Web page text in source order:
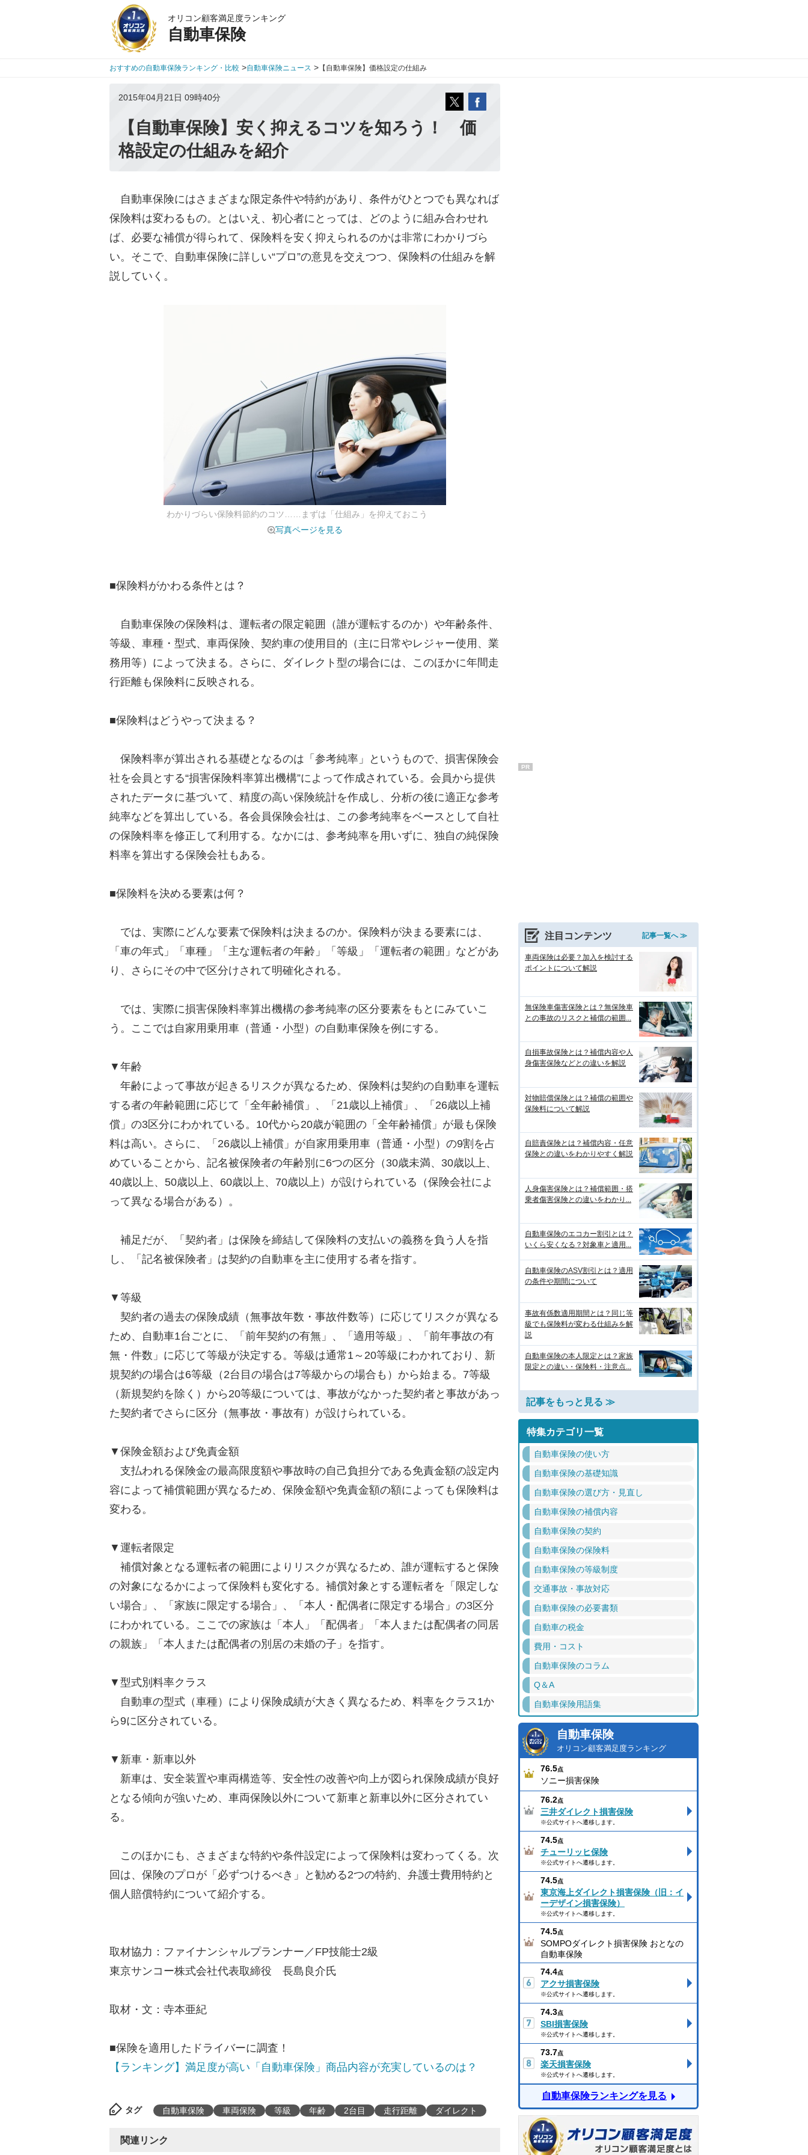
オリコン顧客満足度ランキング
自動車保険
おすすめの自動車保険ランキング・比較 >自動車保険ニュース > 【自動車保険】価格設定の仕組み
2015年04月21日 09時40分
【自動車保険】安く抑えるコツを知ろう！ 価
格設定の仕組みを紹介
自動車保険にはさまざまな限定条件や特約があり、条件がひとつでも異なれば
保険料は変わるもの。とはいえ、初心者にとっては、どのように組み合わせれ
ば、必要な補償が得られて、保険料を安く抑えられるのかは非常にわかりづら
い。そこで、自動車保険に詳しい“プロ”の意見を交えつつ、保険料の仕組みを解
説していく。
わかりづらい保険料節約のコツ……まずは「仕組み」を抑えておこう
写真ページを見る
■保険料がかわる条件とは？
自動車保険の保険料は、運転者の限定範囲（誰が運転するのか）や年齢条件、
等級、車種・型式、車両保険、契約車の使用目的（主に日常やレジャー使用、業
務用等）によって決まる。さらに、ダイレクト型の場合には、このほかに年間走
行距離も保険料に反映される。
■保険料はどうやって決まる？
保険料率が算出される基礎となるのは「参考純率」というもので、損害保険会
社を会員とする“損害保険料率算出機構”によって作成されている。会員から提供
されたデータに基づいて、精度の高い保険統計を作成し、分析の後に適正な参考
純率などを算出している。各会員保険会社は、この参考純率をベースとして自社
の保険料率を修正して利用する。なかには、参考純率を用いずに、独自の純保険
料率を算出する保険会社もある。
■保険料を決める要素は何？
では、実際にどんな要素で保険料は決まるのか。保険料が決まる要素には、
「車の年式」「車種」「主な運転者の年齢」「等級」「運転者の範囲」などがあ
り、さらにその中で区分けされて明確化される。
では、実際に損害保険料率算出機構の参考純率の区分要素をもとにみていこ
う。ここでは自家用乗用車（普通・小型）の自動車保険を例にする。
▼年齢
年齢によって事故が起きるリスクが異なるため、保険料は契約の自動車を運転
する者の年齢範囲に応じて「全年齢補償」、「21歳以上補償」、「26歳以上補
償」の3区分にわかれている。10代から20歳が範囲の「全年齢補償」が最も保険
料は高い。さらに、「26歳以上補償」が自家用乗用車（普通・小型）の9割を占
めていることから、記名被保険者の年齢別に6つの区分（30歳未満、30歳以上、
40歳以上、50歳以上、60歳以上、70歳以上）が設けられている（保険会社によ
って異なる場合がある）。
補足だが、「契約者」は保険を締結して保険料の支払いの義務を負う人を指
し、「記名被保険者」は契約の自動車を主に使用する者を指す。
▼等級
契約者の過去の保険成績（無事故年数・事故件数等）に応じてリスクが異なる
ため、自動車1台ごとに、「前年契約の有無」、「適用等級」、「前年事故の有
無・件数」に応じて等級が決定する。等級は通常1～20等級にわかれており、新
規契約の場合は6等級（2台目の場合は7等級からの場合も）から始まる。7等級
（新規契約を除く）から20等級については、事故がなかった契約者と事故があっ
た契約者でさらに区分（無事故・事故有）が設けられている。
▼保険金額および免責金額
支払われる保険金の最高限度額や事故時の自己負担分である免責金額の設定内
容によって補償範囲が異なるため、保険金額や免責金額の額によっても保険料は
変わる。
▼運転者限定
補償対象となる運転者の範囲によりリスクが異なるため、誰が運転すると保険
の対象になるかによって保険料も変化する。補償対象とする運転者を「限定しな
い場合」、「家族に限定する場合」、「本人・配偶者に限定する場合」の3区分
にわかれている。ここでの家族は「本人」「配偶者」「本人または配偶者の同居
の親族」「本人または配偶者の別居の未婚の子」を指す。
▼型式別料率クラス
自動車の型式（車種）により保険成績が大きく異なるため、料率をクラス1か
ら9に区分されている。
▼新車・新車以外
新車は、安全装置や車両構造等、安全性の改善や向上が図られ保険成績が良好
となる傾向が強いため、車両保険以外について新車と新車以外に区分されてい
る。
このほかにも、さまざまな特約や条件設定によって保険料は変わってくる。次
回は、保険のプロが「必ずつけるべき」と勧める2つの特約、弁護士費用特約と
個人賠償特約について紹介する。
取材協力：ファイナンシャルプランナー／FP技能士2級
東京サンコー株式会社代表取締役 長島良介氏
取材・文：寺本亜紀
■保険を適用したドライバーに調査！
【ランキング】満足度が高い「自動車保険」商品内容が充実しているのは？
タグ 自動車保険 車両保険 等級 年齢 2台目 走行距離 ダイレクト
関連リンク
PR
注目コンテンツ 記事一覧へ ≫
車両保険は必要？加入を検討する
ポイントについて解説
無保険車傷害保険とは？無保険車
との事故のリスクと補償の範囲...
自損事故保険とは？補償内容や人
身傷害保険などとの違いを解説
対物賠償保険とは？補償の範囲や
保険料について解説
自賠責保険とは？補償内容・任意
保険との違いをわかりやすく解説
人身傷害保険とは？補償範囲・搭
乗者傷害保険との違いをわかり...
自動車保険のエコカー割引とは？
いくら安くなる？対象車と適用...
自動車保険のASV割引とは？適用
の条件や期間について
事故有係数適用期間とは？同じ等
級でも保険料が変わる仕組みを解
説
自動車保険の本人限定とは？家族
限定との違い・保険料・注意点...
記事をもっと見る ≫
特集カテゴリ一覧
自動車保険の使い方
自動車保険の基礎知識
自動車保険の選び方・見直し
自動車保険の補償内容
自動車保険の契約
自動車保険の保険料
自動車保険の等級制度
交通事故・事故対応
自動車保険の必要書類
自動車の税金
費用・コスト
自動車保険のコラム
Q＆A
自動車保険用語集
自動車保険
オリコン顧客満足度ランキング
76.5点
ソニー損害保険
76.2点
三井ダイレクト損害保険
※公式サイトへ遷移します。
74.5点
チューリッヒ保険
※公式サイトへ遷移します。
74.5点
東京海上ダイレクト損害保険（旧：イ
ーデザイン損害保険）
※公式サイトへ遷移します。
74.5点
SOMPOダイレクト損害保険 おとなの
自動車保険
74.4点
アクサ損害保険
※公式サイトへ遷移します。
74.3点
SBI損害保険
※公式サイトへ遷移します。
73.7点
楽天損害保険
※公式サイトへ遷移します。
自動車保険ランキングを見る